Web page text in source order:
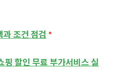
과 조건 점검
핑 할인 무료 부가서비스 실